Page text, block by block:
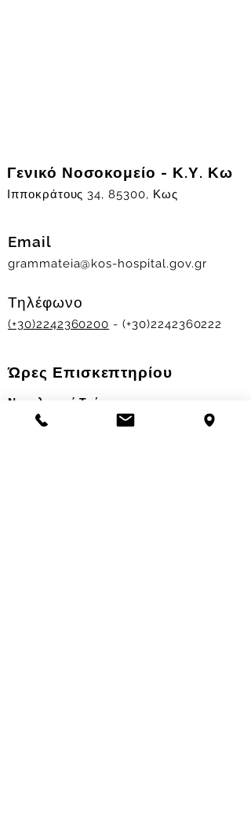
Γενικό Νοσοκομείο - Κ.Υ. Κω
Ιπποκράτους 34, 85300, Κως
Email
grammateia@kos-hospital.gov.gr
Τηλέφωνο
(+30)2242360200 - (+30)2242360222
Ώρες Επισκεπτηρίου
Νοσηλευτικά Τμήματα
Χειμερινό ωράριο: 11.00-13.00
17.30-19.30